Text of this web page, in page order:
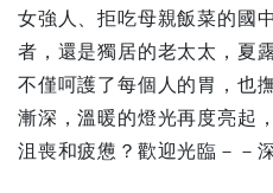
女強人、拒吃母親飯菜的國
者，還是獨居的老太太，夏
不僅呵護了每個人的胃，也
漸深，溫暖的燈光再度亮起
沮喪和疲憊？歡迎光臨－－